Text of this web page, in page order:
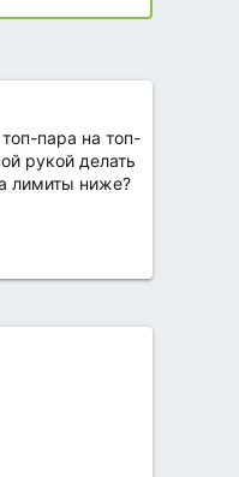
пара на топ-
рукой делать
лимиты ниже?